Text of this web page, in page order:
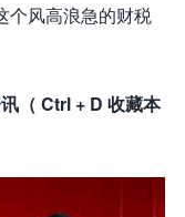
个风高浪急的财税
（ Ctrl + D 收藏本